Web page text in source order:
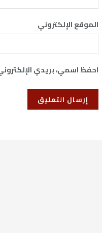
الموقع الإلكتروني
احفظ اسمي، بريدي